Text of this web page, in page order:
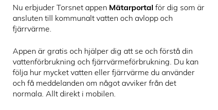
Nu erbjuder Torsnet appen Mätarportal för dig som är
ansluten till kommunalt vatten och avlopp och
fjärrvärme.
Appen är gratis och hjälper dig att se och förstå din
vattenförbrukning och fjärrvärmeförbrukning. Du kan
följa hur mycket vatten eller fjärrvärme du använder
och få meddelanden om något avviker från det
normala. Allt direkt i mobilen.